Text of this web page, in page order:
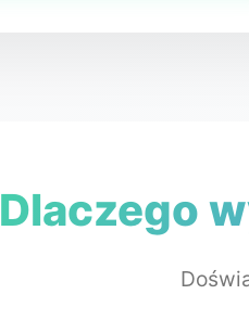
Dlaczego